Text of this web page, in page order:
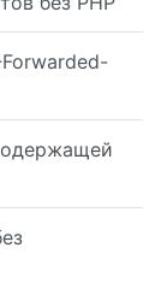
Forwarded-